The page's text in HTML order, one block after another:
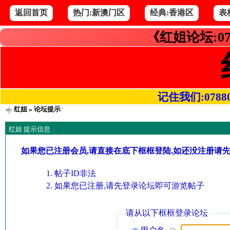
返回首页 热门:新澳门区 经典:香港区 表
《红姐论坛
记住我们
红姐» 论坛提示
红姐 提示信息
如果您已注册会员,请直接在底下框框登陆,如还没注册请
帖子ID非法
如果您已注册,请先登录论坛即可游览帖子
请从以下框框登录论坛